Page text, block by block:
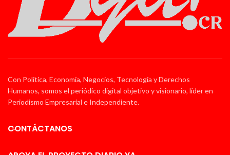
Con Política, Economía, Negocios, Tecnología y Derechos
Humanos, somos el periódico digital objetivo y visionario, líder en
Periodismo Empresarial e Independiente.
CONTÁCTANOS